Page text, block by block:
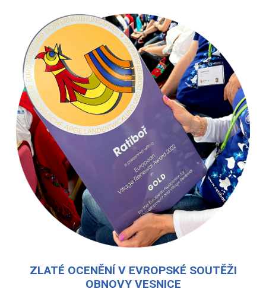
ZLATÉ OCENĚNÍ V EVROPSKÉ SOUTĚŽI
OBNOVY VESNICE